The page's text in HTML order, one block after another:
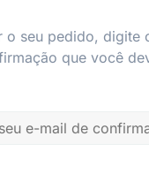
o seu pedido,
que você